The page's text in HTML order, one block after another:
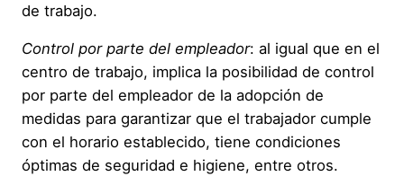
de trabajo.
Control por parte del empleador: al igual que en el
centro de trabajo, implica la posibilidad de control
por parte del empleador de la adopción de
medidas para garantizar que el trabajador cumple
con el horario establecido, tiene condiciones
óptimas de seguridad e higiene, entre otros.